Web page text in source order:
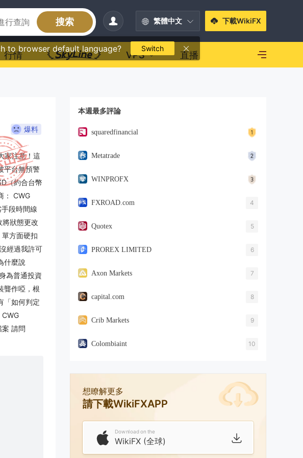
搜索 繁體中文
to browser default language? Switch
下載WikiFX
行情 VPS 直播
爆料
家注意！這
平台無預警
（約合台幣
： CWG
段時間線
狀態更改
方面硬扣
經過我許可
什麼說
為普通投資
聾作啞，根
「如何判定
請問
本週最多評論
squaredfinancial
Metatrade
WINPROFX
FXROAD.com 4
Quotex 5
PROREX LIMITED 6
Axon Markets 7
capital.com 8
Crib Markets 9
Colombiaint 10
想瞭解更多
請下載WikiFXAPP
Download on the
WikiFX (全球)